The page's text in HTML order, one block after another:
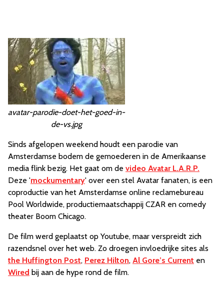
avatar-parodie-doet-het-goed-in-
de-vs.jpg
Sinds afgelopen weekend houdt een parodie van
Amsterdamse bodem de gemoederen in de Amerikaanse
media flink bezig. Het gaat om de video Avatar L.A.R.P.
Deze 'mockumentary' over een stel Avatar fanaten, is een
coproductie van het Amsterdamse online reclamebureau
Pool Worldwide, productiemaatschappij CZAR en comedy
theater Boom Chicago.
De film werd geplaatst op Youtube, maar verspreidt zich
razendsnel over het web. Zo droegen invloedrijke sites als
the Huffington Post, Perez Hilton, Al Gore’s Current en
Wired bij aan de hype rond de film.